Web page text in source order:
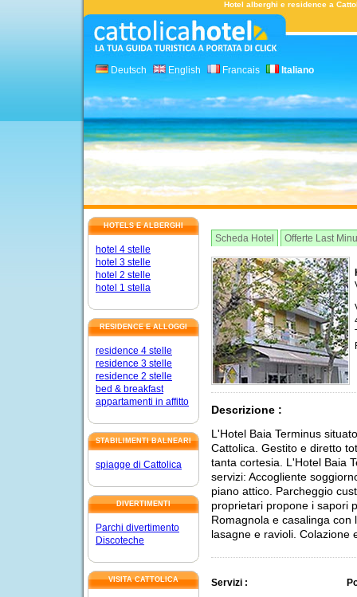
Hotel alberghi e residence a
Deutsch English Francais Italiano
HOTELS E ALBERGHI
hotel 4 stelle
hotel 3 stelle
hotel 2 stelle
hotel 1 stella
RESIDENCE E ALLOGGI
residence 4 stelle
residence 3 stelle
residence 2 stelle
bed & breakfast
appartamenti in affitto
STABILIMENTI BALNEARI
spiagge di Cattolica
DIVERTIMENTI
Parchi divertimento
Discoteche
VISITA CATTOLICA
Scheda Hotel Offerte Last
Descrizione :
L'Hotel Baia Terminus
Cattolica. Gestito e diretto
tanta cortesia. L'Hotel Baia
servizi: Accogliente
piano attico. Parcheggio
proprietari propone i sapori
Romagnola e casalinga
lasagne e ravioli. Colazione
Servizi :